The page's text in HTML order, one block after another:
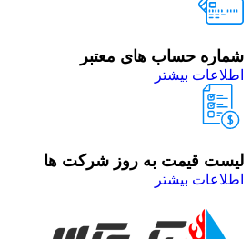
شماره حساب های معتبر
اطلاعات بیشتر
لیست قیمت به روز شرکت ها
اطلاعات بیشتر